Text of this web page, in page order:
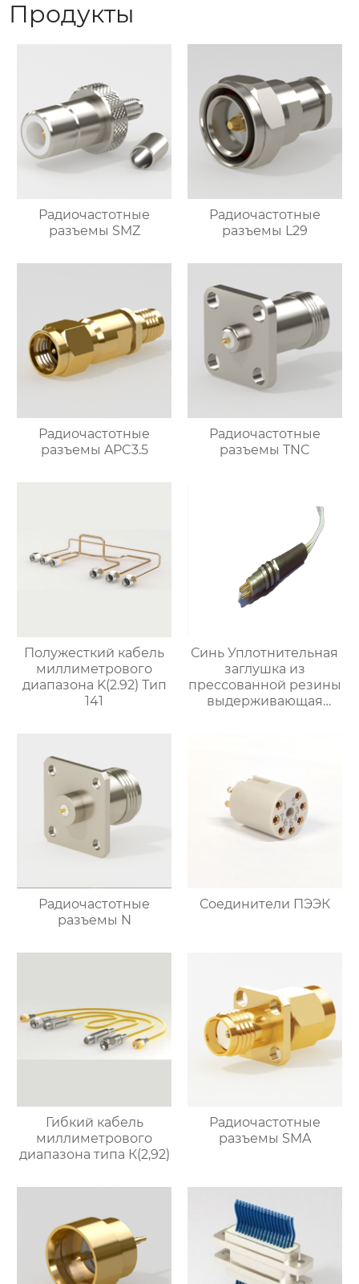
Продукты
Радиочастотные
разъемы SMZ
Радиочастотные
разъемы L29
Радиочастотные
разъемы APC3.5
Радиочастотные
разъемы TNC
Полужесткий кабель
миллиметрового
диапазона K(2.92) Тип
141
Синь Уплотнительная
заглушка из
прессованной резины
выдерживающая
Радиочастотные
разъемы N
Соединители ПЭЭК
Гибкий кабель
миллиметрового
диапазона типа К(2,92)
Радиочастотные
разъемы SMA